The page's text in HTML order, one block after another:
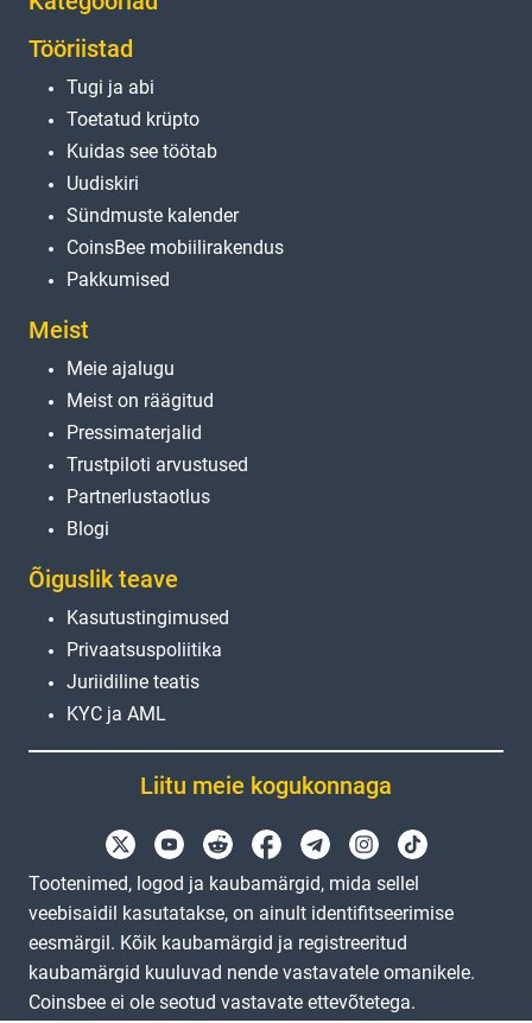
Tööriistad
Tugi ja abi
Toetatud krüpto
Kuidas see töötab
Uudiskiri
Sündmuste kalender
CoinsBee mobiilirakendus
Pakkumised
Meist
Meie ajalugu
Meist on räägitud
Pressimaterjalid
Trustpiloti arvustused
Partnerlustaotlus
Blogi
Õiguslik teave
Kasutustingimused
Privaatsuspoliitika
Juriidiline teatis
KYC ja AML
Liitu meie kogukonnaga
Tootenimed, logod ja kaubamärgid, mida sellel
veebisaidil kasutatakse, on ainult identifitseerimise
eesmärgil. Kõik kaubamärgid ja registreeritud
kaubamärgid kuuluvad nende vastavatele omanikele.
Coinsbee ei ole seotud vastavate ettevõtetega.